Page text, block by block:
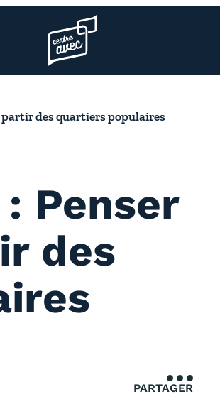
Page d’accueil l’association
partir des quartiers populaires
Penser
des
PARTAGER